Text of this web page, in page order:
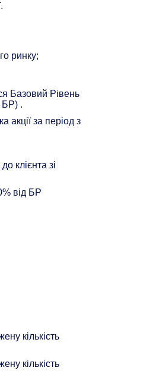
ринку;
Базовий Рівень
БР) .
за період з
клієнта зі
від БР
кількість
кількість